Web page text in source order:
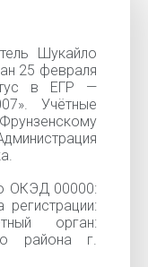
Шукайло
25 февраля
в ЕГР —
Учётные
ОКЭД 00000:
регистрации:
орган:
района г.